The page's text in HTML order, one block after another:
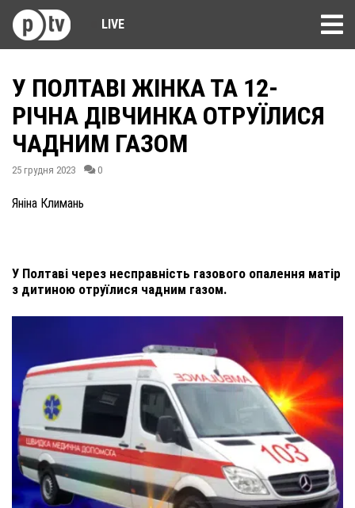
LIVE
У ПОЛТАВІ ЖІНКА ТА 12-
РІЧНА ДІВЧИНКА ОТРУЇЛИСЯ
ЧАДНИМ ГАЗОМ
25 грудня 2023 0
Яніна Климань
У Полтаві через несправність газового опалення матір
з дитиною отруїлися чадним газом.